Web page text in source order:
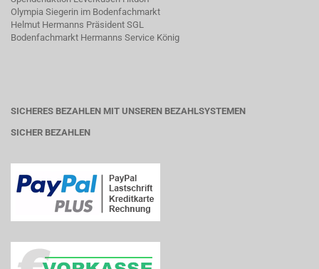
Olympia Siegerin im Bodenfachmarkt
Helmut Hermanns Präsident SGL
Bodenfachmarkt Hermanns Service König
SICHERES BEZAHLEN MIT UNSEREN BEZAHLSYSTEMEN
SICHER BEZAHLEN